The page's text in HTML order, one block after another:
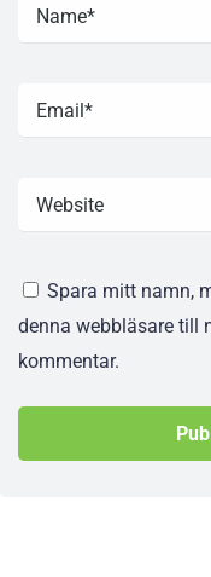
Spara mitt namn,
denna webbläsare till
kommentar.